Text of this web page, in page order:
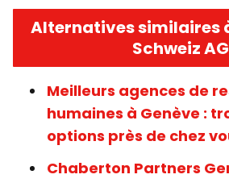
Alternatives similaires
Schweiz AG
Meilleurs agences de
humaines à Genève :
options près de chez
Chaberton Partners